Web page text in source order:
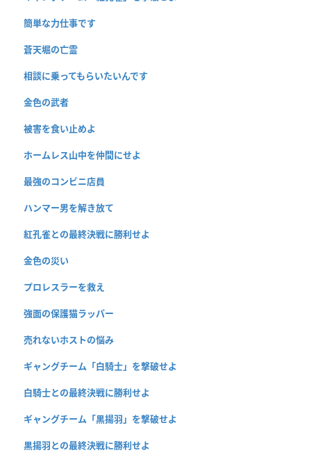
簡単な力仕事です
蒼天堀の亡霊
相談に乗ってもらいたいんです
金色の武者
被害を食い止めよ
ホームレス山中を仲間にせよ
最強のコンビニ店員
ハンマー男を解き放て
紅孔雀との最終決戦に勝利せよ
金色の災い
プロレスラーを救え
強面の保護猫ラッパー
売れないホストの悩み
ギャングチーム「白騎士」を撃破せよ
白騎士との最終決戦に勝利せよ
ギャングチーム「黒揚羽」を撃破せよ
黒揚羽との最終決戦に勝利せよ